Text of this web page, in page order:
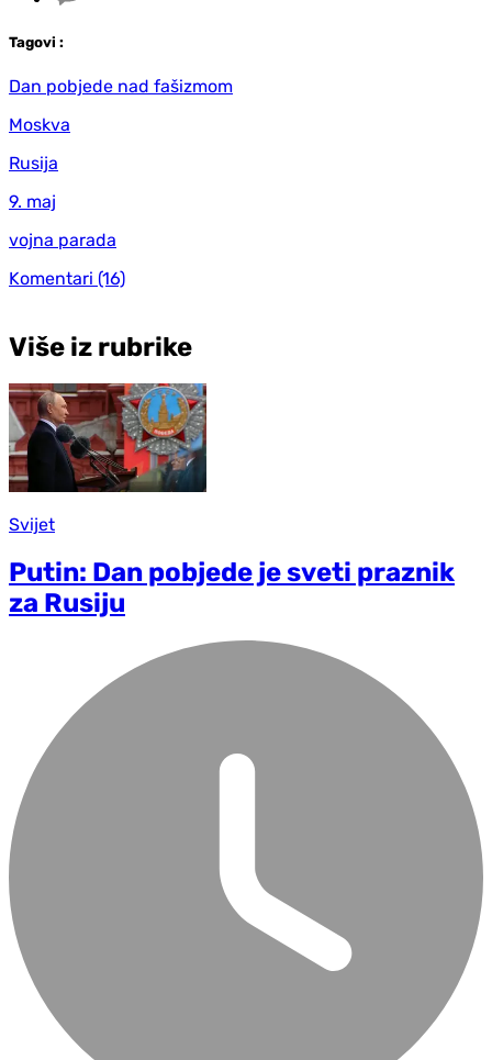
Tagovi :
Dan pobjede nad fašizmom
Moskva
Rusija
9. maj
vojna parada
Komentari (16)
Više iz rubrike
Svijet
Putin: Dan pobjede je sveti praznik
za Rusiju